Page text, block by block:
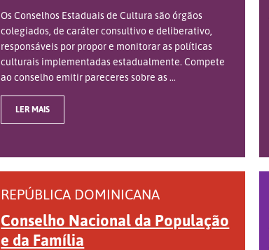
Os Conselhos Estaduais de Cultura são órgãos
colegiados, de caráter consultivo e deliberativo,
responsáveis por propor e monitorar as políticas
culturais implementadas estadualmente. Compete
ao conselho emitir pareceres sobre as ...
LER MAIS
REPÚBLICA DOMINICANA
Conselho Nacional da População
e da Família